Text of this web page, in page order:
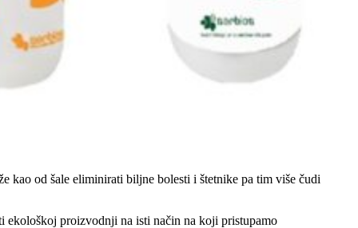
kao od šale eliminirati biljne bolesti i štetnike pa tim više čudi
proizvodnji na isti način na koji pristupamo